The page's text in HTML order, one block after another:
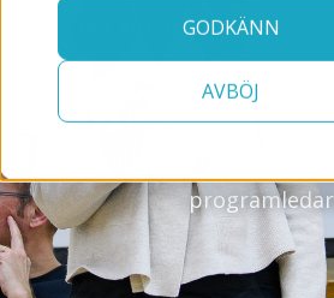
GODKÄNN
AVBÖJ
ner kursprogram och
som